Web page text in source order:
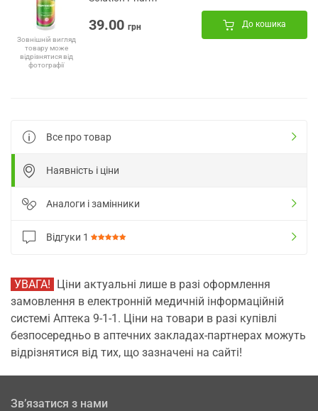
Зовнішній вигляд
товару може
відрізнятися від
фотографії
39.00 грн До кошика
Все про товар
Наявність і ціни
Аналоги і замінники
Відгуки 1
УВАГА! Ціни актуальні лише в разі оформлення
замовлення в електронній медичній інформаційній
системі Аптека 9-1-1. Ціни на товари в разі купівлі
безпосередньо в аптечних закладах-партнерах можуть
відрізнятися від тих, що зазначені на сайті!
Зв’язатися з нами